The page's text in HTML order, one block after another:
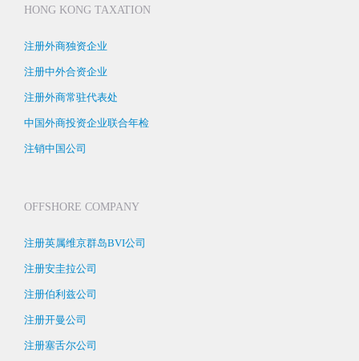
HONG KONG TAXATION
注册外商独资企业
注册中外合资企业
注册外商常驻代表处
中国外商投资企业联合年检
注销中国公司
OFFSHORE COMPANY
注册英属维京群岛BVI公司
注册安圭拉公司
注册伯利兹公司
注册开曼公司
注册塞舌尔公司